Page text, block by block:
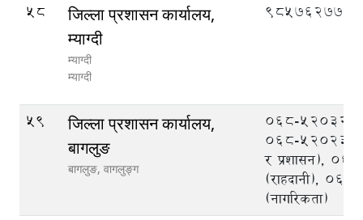
58
जिल्ला प्रशासन कार्यालय,
म्याग्दी
म्याग्दी
म्याग्दी
9857627777
59
जिल्ला प्रशासन कार्यालय,
बागलुङ
बागलुङ, वागलुङ्ग
068-520322
068-520233
र प्रशासन),
(राहदानी),
(नागरिकता)